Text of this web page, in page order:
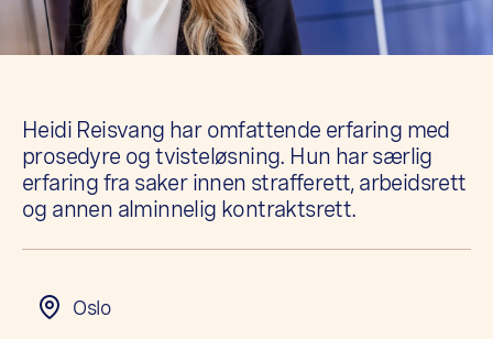
Heidi Reisvang har omfattende erfaring med
prosedyre og tvisteløsning. Hun har særlig
erfaring fra saker innen strafferett, arbeidsrett
og annen alminnelig kontraktsrett.
Oslo